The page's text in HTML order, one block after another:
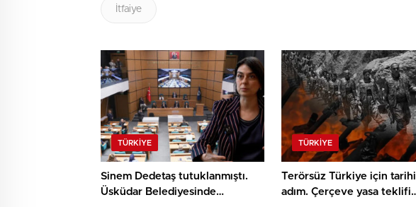
İtfaiye
TÜRKIYE
Sinem Dedetaş tutuklanmıştı.
Üsküdar Belediyesinde
TÜRKIYE
Terörsüz Türkiye için tarihi
adım. Çerçeve yasa teklifi